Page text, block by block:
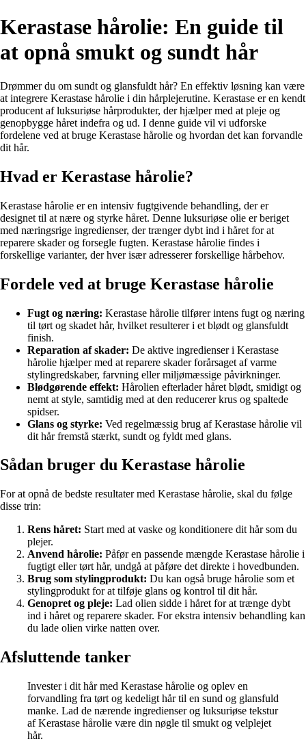
Kerastase hårolie: En guide til
at opnå smukt og sundt hår
Drømmer du om sundt og glansfuldt hår? En effektiv løsning kan være
at integrere Kerastase hårolie i din hårplejerutine. Kerastase er en kendt
producent af luksuriøse hårprodukter, der hjælper med at pleje og
genopbygge håret indefra og ud. I denne guide vil vi udforske
fordelene ved at bruge Kerastase hårolie og hvordan det kan forvandle
dit hår.
Hvad er Kerastase hårolie?
Kerastase hårolie er en intensiv fugtgivende behandling, der er
designet til at nære og styrke håret. Denne luksuriøse olie er beriget
med næringsrige ingredienser, der trænger dybt ind i håret for at
reparere skader og forsegle fugten. Kerastase hårolie findes i
forskellige varianter, der hver især adresserer forskellige hårbehov.
Fordele ved at bruge Kerastase hårolie
Fugt og næring: Kerastase hårolie tilfører intens fugt og næring
til tørt og skadet hår, hvilket resulterer i et blødt og glansfuldt
finish.
Reparation af skader: De aktive ingredienser i Kerastase
hårolie hjælper med at reparere skader forårsaget af varme
stylingredskaber, farvning eller miljømæssige påvirkninger.
Blødgørende effekt: Hårolien efterlader håret blødt, smidigt og
nemt at style, samtidig med at den reducerer krus og spaltede
spidser.
Glans og styrke: Ved regelmæssig brug af Kerastase hårolie vil
dit hår fremstå stærkt, sundt og fyldt med glans.
Sådan bruger du Kerastase hårolie
For at opnå de bedste resultater med Kerastase hårolie, skal du følge
disse trin:
Rens håret: Start med at vaske og konditionere dit hår som du
plejer.
Anvend hårolie: Påfør en passende mængde Kerastase hårolie i
fugtigt eller tørt hår, undgå at påføre det direkte i hovedbunden.
Brug som stylingprodukt: Du kan også bruge hårolie som et
stylingprodukt for at tilføje glans og kontrol til dit hår.
Genopret og pleje: Lad olien sidde i håret for at trænge dybt
ind i håret og reparere skader. For ekstra intensiv behandling kan
du lade olien virke natten over.
Afsluttende tanker
Invester i dit hår med Kerastase hårolie og oplev en
forvandling fra tørt og kedeligt hår til en sund og glansfuld
manke. Lad de nærende ingredienser og luksuriøse tekstur
af Kerastase hårolie være din nøgle til smukt og velplejet
hår.